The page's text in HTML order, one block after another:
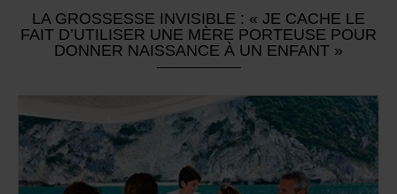
LA GROSSESSE INVISIBLE : « JE CACHE LE
FAIT D’UTILISER UNE MÈRE PORTEUSE POUR
DONNER NAISSANCE À UN ENFANT »